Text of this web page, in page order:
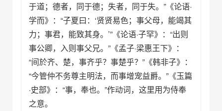
于道；德者，同于德；失者，同于失。”《论语·
学而》：“子夏曰：‘贤贤易色；事父母，能竭其
力；事君，能致其身。’”《论语·子罕》：“出则
事公卿，入则事父兄。”《孟子·梁惠王下》：
“间於齐、楚，事齐乎？事楚乎？”《韩非子》：
“今管仲不务尊主明法，而事增宠益爵。”《玉篇
·史部》：“事，奉也。”作动词，这里用为侍奉
之意。